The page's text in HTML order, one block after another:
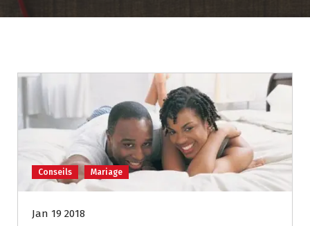
Conseils Mariage
Jan 19 2018